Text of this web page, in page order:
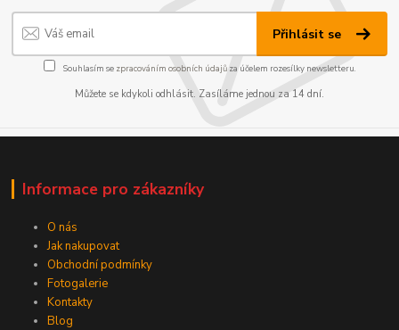
Přihlásit se
Souhlasím se zpracováním osobních údajůza účelem rozesílky newsletteru.
Můžete se kdykoli odhlásit. Zasíláme jednou za 14 dní.
Informace pro zákazníky
O nás
Jak nakupovat
Obchodní podmínky
Fotogalerie
Kontakty
Blog